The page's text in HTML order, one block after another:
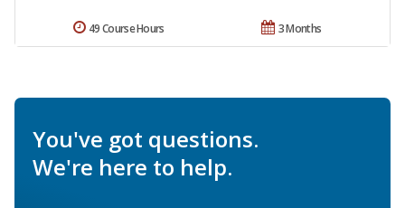
3 Months
49 Course Hours
You've got questions.
We're here to help.